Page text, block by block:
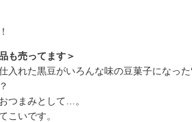
も売ってます＞
入れた黒豆がいろんな味の豆菓子になった
つまみとして…。
こいです。